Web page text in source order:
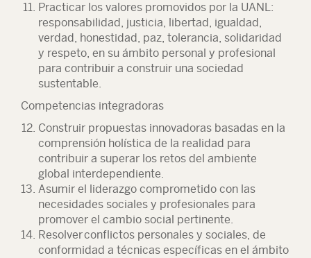
Practicar los valores promovidos por la UANL:
responsabilidad, justicia, libertad, igualdad,
verdad, honestidad, paz, tolerancia, solidaridad
y respeto, en su ámbito personal y profesional
para contribuir a construir una sociedad
sustentable.
Competencias integradoras
Construir propuestas innovadoras basadas en la
comprensión holística de la realidad para
contribuir a superar los retos del ambiente
global interdependiente.
Asumir el liderazgo comprometido con las
necesidades sociales y profesionales para
promover el cambio social pertinente.
Resolver conflictos personales y sociales, de
conformidad a técnicas específicas en el ámbito